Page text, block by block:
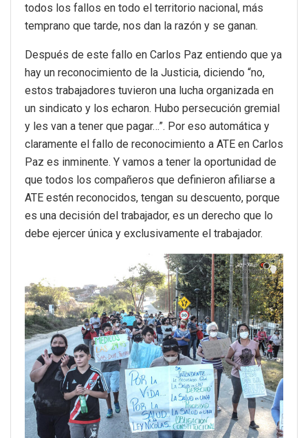
todos los fallos en todo el territorio nacional, más
temprano que tarde, nos dan la razón y se ganan.
Después de este fallo en Carlos Paz entiendo que ya
hay un reconocimiento de la Justicia, diciendo “no,
estos trabajadores tuvieron una lucha organizada en
un sindicato y los echaron. Hubo persecución gremial
y les van a tener que pagar…”. Por eso automática y
claramente el fallo de reconocimiento a ATE en Carlos
Paz es inminente. Y vamos a tener la oportunidad de
que todos los compañeros que definieron afiliarse a
ATE estén reconocidos, tengan su descuento, porque
es una decisión del trabajador, es un derecho que lo
debe ejercer única y exclusivamente el trabajador.